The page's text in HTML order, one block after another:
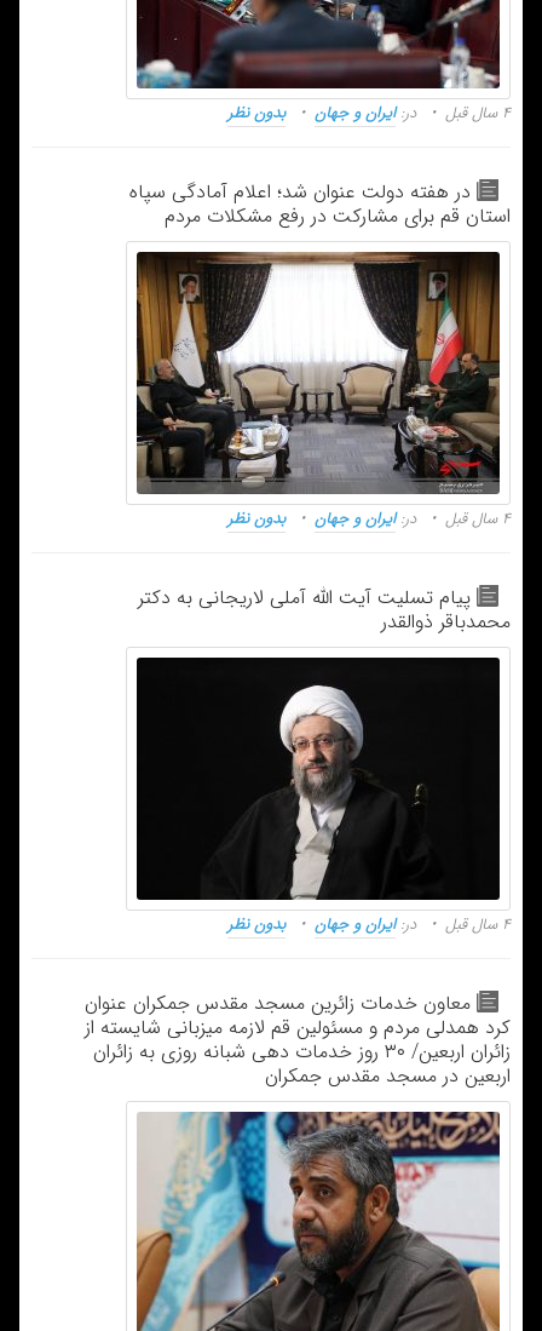
۴ سال قبل در:ایران و جهان بدون نظر
در هفته دولت عنوان شد؛ اعلام آمادگی سپاه
استان قم برای مشارکت در رفع مشکلات مردم
۴ سال قبل در:ایران و جهان بدون نظر
پیام تسلیت آیت الله آملی لاریجانی به دکتر
محمدباقر ذوالقدر
۴ سال قبل در:ایران و جهان بدون نظر
معاون خدمات زائرین مسجد مقدس جمکران عنوان
کرد همدلی مردم و مسئولین قم لازمه میزبانی شایسته از
زائران اربعین/ ۳۰ روز خدمات دهی شبانه روزی به زائران
اربعین در مسجد مقدس جمکران